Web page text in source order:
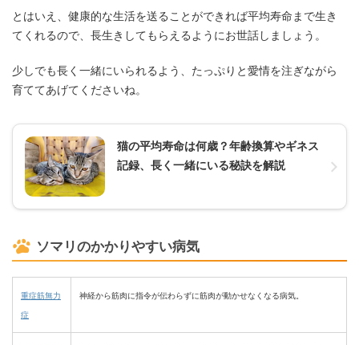
とはいえ、健康的な生活を送ることができれば平均寿命まで生き
てくれるので、長生きしてもらえるようにお世話しましょう。
少しでも長く一緒にいられるよう、たっぷりと愛情を注ぎながら
育ててあげてくださいね。
猫の平均寿命は何歳？年齢換算やギネス
記録、長く一緒にいる秘訣を解説
ソマリのかかりやすい病気
重症筋無力
症
神経から筋肉に指令が伝わらずに筋肉が動かせなくなる病気。